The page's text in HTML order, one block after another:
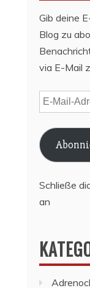
Gib deine
Blog zu
via E-Mail
E-
Mail-
Adresse
Schließe
an